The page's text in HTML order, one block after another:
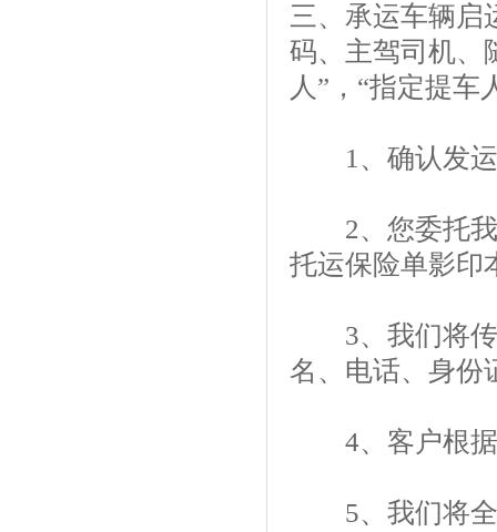
三、承运车辆启
码、主驾司机、
人”，“指定提
1、确认发运
2、您委托我
托运保险单影印
3、我们将传
名、电话、身份
4、客户根据
5、我们将全